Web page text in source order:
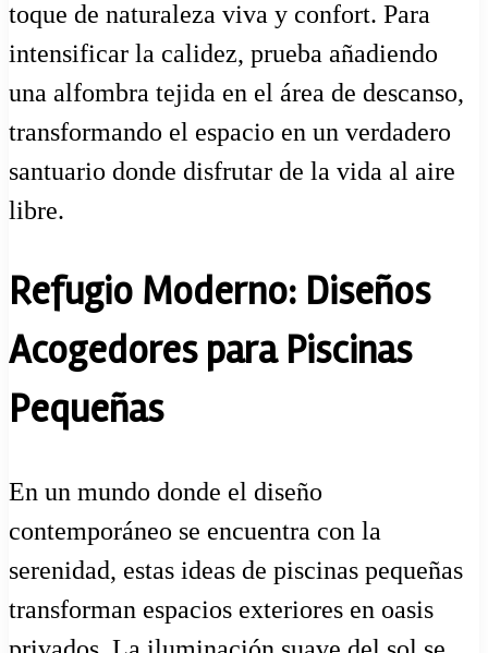
toque de naturaleza viva y confort. Para
intensificar la calidez, prueba añadiendo
una alfombra tejida en el área de descanso,
transformando el espacio en un verdadero
santuario donde disfrutar de la vida al aire
libre.
Refugio Moderno: Diseños
Acogedores para Piscinas
Pequeñas
En un mundo donde el diseño
contemporáneo se encuentra con la
serenidad, estas ideas de piscinas pequeñas
transforman espacios exteriores en oasis